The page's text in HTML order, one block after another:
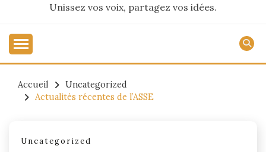
Unissez vos voix, partagez vos idées.
Accueil
Uncategorized
Actualités récentes de l’ASSE
Uncategorized